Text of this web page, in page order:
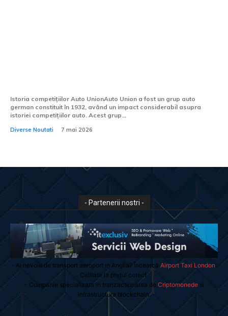
Istoria competițiilor Auto UnionAuto Union a fost un grup auto
german constituit în 1932, având un impact considerabil asupra
istoriei competițiilor auto. Acest grup...
Diverse Noutati 7 mai 2026
- Partenerii nostri -
- Ai nevoie de transport aeroport in Anglia? Încearcă Airport Taxi London.
Calitate la prețul corect.
- Companie specializata in tranzactionarea de Criptomonedesi
infrastructura blockchain.